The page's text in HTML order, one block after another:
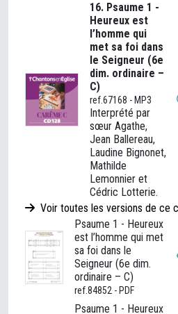
16. Psaume 1 -
Heureux est
l’homme qui
met sa foi dans
le Seigneur (6e
dim. ordinaire –
C)
ref.67168 - MP3
Interprété par
sœur Agathe,
Jean Ballereau,
Laudine Bignonet,
Mathilde
Lemonnier et
Cédric Lotterie.
Voir toutes les versions de ce
Psaume 1 - Heureux
est l’homme qui met
sa foi dans le
Seigneur (6e dim.
ordinaire – C)
ref.84852 - PDF
Psaume 1 - Heureux